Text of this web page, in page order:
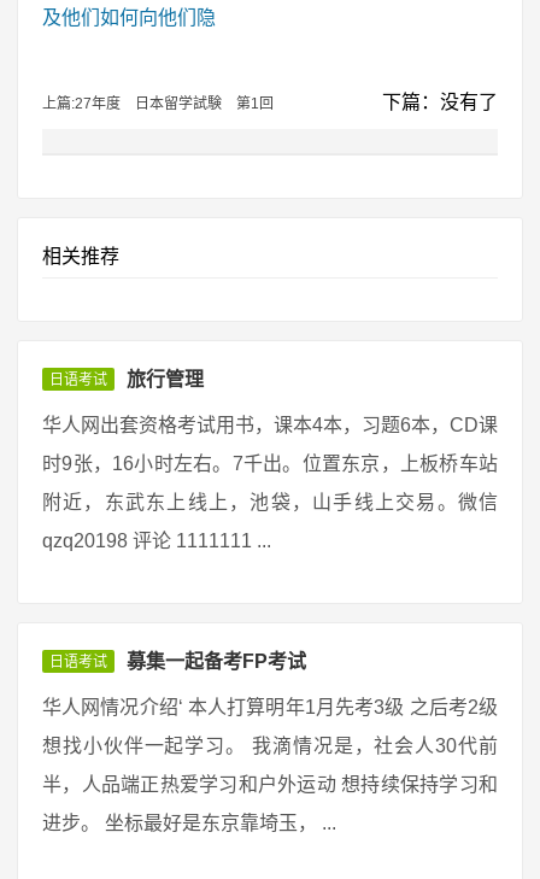
及他们如何向他们隐
上篇:27年度 日本留学試験 第1回 下篇：没有了
相关推荐
日语考试 旅行管理
华人网出套资格考试用书，课本4本，习题6本，CD课
时9张，16小时左右。7千出。位置东京，上板桥车站
附近，东武东上线上，池袋，山手线上交易。微信
qzq20198 评论 1111111 ...
日语考试 募集一起备考FP考试
华人网情况介绍‘ 本人打算明年1月先考3级 之后考2级
想找小伙伴一起学习。 我滴情况是，社会人30代前
半，人品端正热爱学习和户外运动 想持续保持学习和
进步。 坐标最好是东京靠埼玉， ...